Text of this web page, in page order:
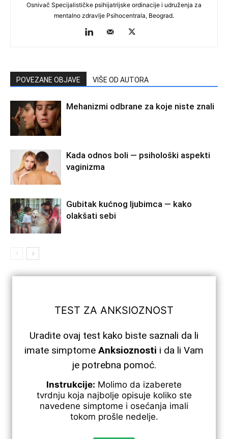
Osnivač Specijalističke psihijatrijske ordinacije i udruženja za
mentalno zdravlje Psihocentrala, Beograd.
POVEZANE OBJAVE VIŠE OD AUTORA
Mehanizmi odbrane za koje niste znali
Kada odnos boli — psihološki aspekti
vaginizma
Gubitak kućnog ljubimca — kako
olakšati sebi
TEST ZA ANKSIOZNOST
Uradite ovaj test kako biste saznali da li
imate simptome Anksioznosti i da li Vam
je potrebna pomoć.
Instrukcije: Molimo da izaberete
tvrdnju koja najbolje opisuje koliko ste
navedene simptome i osećanja imali
tokom prošle nedelje.